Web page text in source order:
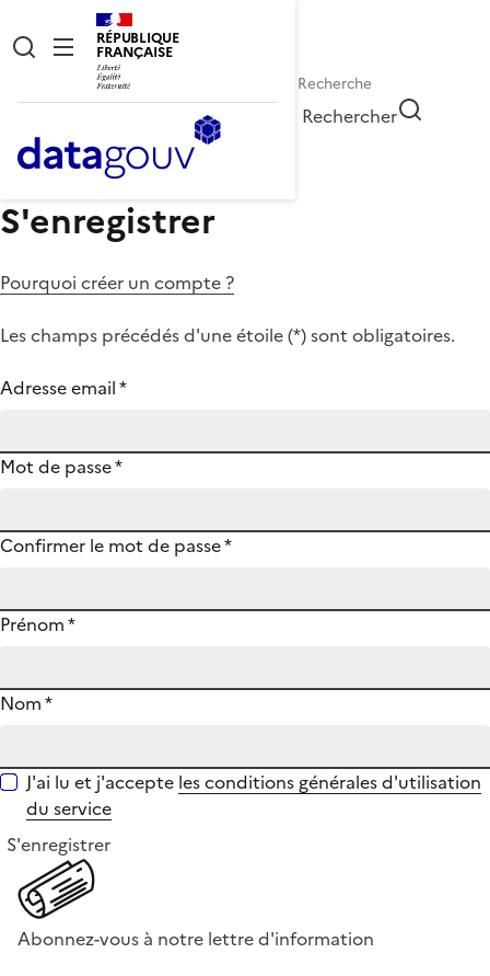
RÉPUBLIQUE
FRANÇAISE
Rechercher
S'enregistrer
Pourquoi créer un compte ?
Les champs précédés d'une étoile (*) sont obligatoires.
Adresse email*
Mot de passe*
Confirmer le mot de passe*
Prénom*
Nom*
J'ai lu et j'accepte les conditions générales d'utilisation
du service
S'enregistrer
Abonnez-vous à notre lettre d'information